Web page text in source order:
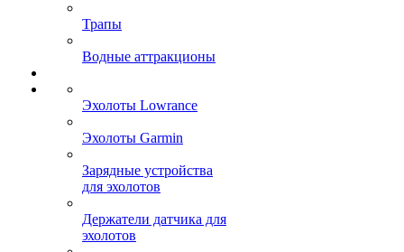
Трапы
Водные аттракционы
Эхолоты Lowrance
Эхолоты Garmin
Зарядные устройства
для эхолотов
Держатели датчика для
эхолотов